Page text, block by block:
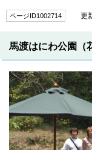
ページID1002714 更
馬渡はにわ公園（